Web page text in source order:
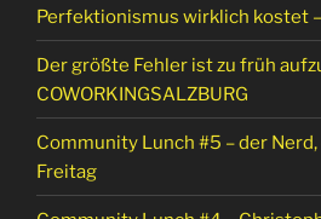
Perfektionismus wirklich kostet
Der größte Fehler ist zu früh
COWORKINGSALZBURG
Community Lunch #5 – der
Freitag